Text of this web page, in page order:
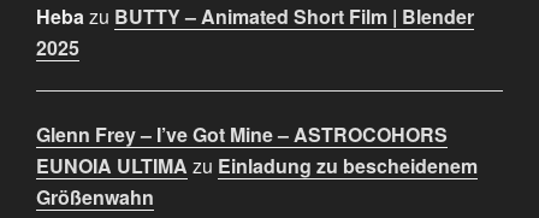
Hebazu BUTTY – Animated Short Film | Blender
2025
Glenn Frey – I’ve Got Mine – ASTROCOHORS
EUNOIA ULTIMA zu Einladung zu bescheidenem
Größenwahn